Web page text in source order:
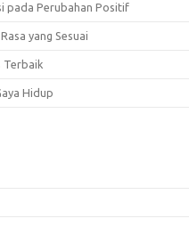
pada Perubahan Positif
yang Sesuai
Terbaik
Hidup